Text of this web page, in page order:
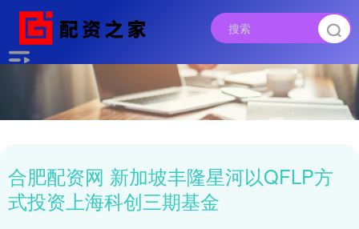
合肥配资网 新加坡丰隆星河以QFLP方
式投资上海科创三期基金